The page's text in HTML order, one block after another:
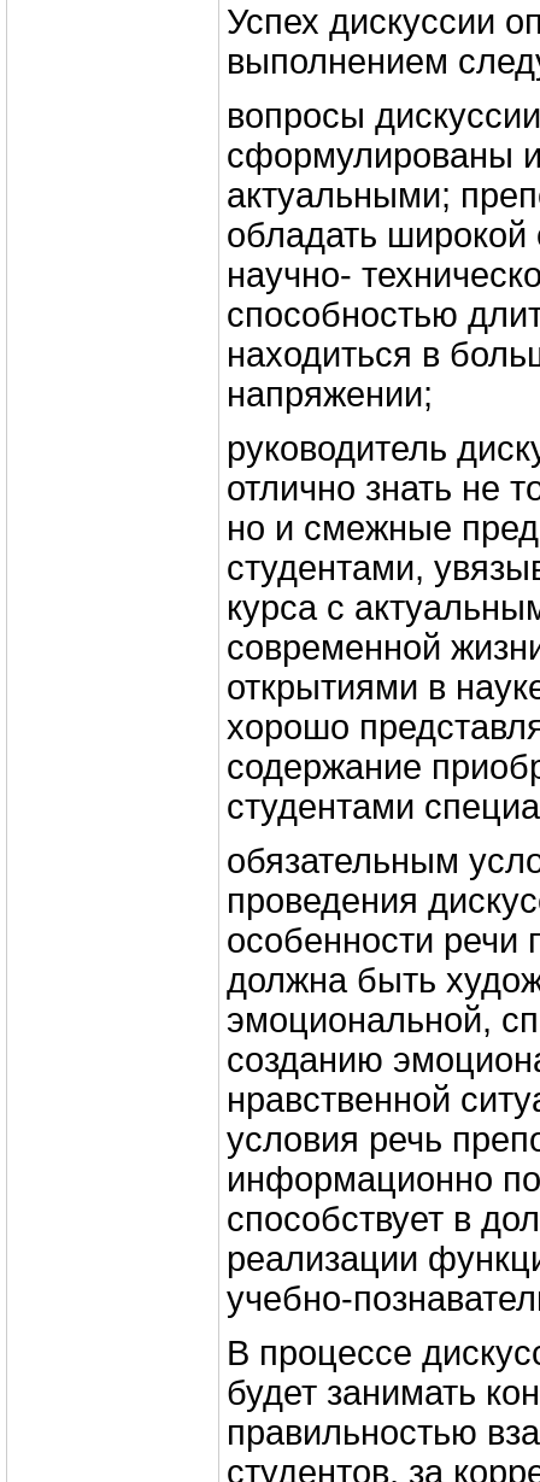
Успех дискуссии
выполнением
вопросы
сформулированы
актуальными;
обладать
научно-
способностью
находиться в
напряжении;
руководитель
отлично знать не
но и смежные
студентами,
курса с
современной
открытиями в
хорошо
содержание
студентами
обязательным
проведения
особенности речи
должна быть
эмоциональной,
созданию
нравственной
условия речь
информационно
способствует в
реализации
учебно-
В процессе
будет занимать
правильностью
студентов, за